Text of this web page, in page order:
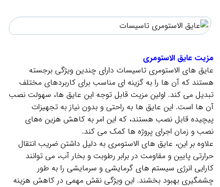
مزیت عایق الاستومری
عایق‌ های الاستومری تاسیسات دارای چندین ویژگی برجسته
هستند که آن‌ ها را به گزینه‌ ای مناسب برای کاربردهای مختلف
تبدیل می‌ کند. اولین مزیت قابل توجه این عایق‌ ها، سهولت نصب
آن‌ ها است. این عایق‌ ها به راحتی و بدون نیاز به تجهیزات
پیچیده قابل نصب هستند، که این امر به کاهش هزین ه‌های
نصب و زمان اجرای پروژه‌ ها کمک می‌ کند.
علاوه بر این، عایق‌ های الاستومری به دلیل داشتن ضریب انتقال
حرارتی پایین و مقاومت در برابر رطوبت و بخار آب، می‌ توانند
کارایی انرژی سیستم‌ های گرمایشی و سرمایشی را به طور
چشمگیری بهبود بخشند. این ویژگی نقش مهمی در کاهش هزینه‌